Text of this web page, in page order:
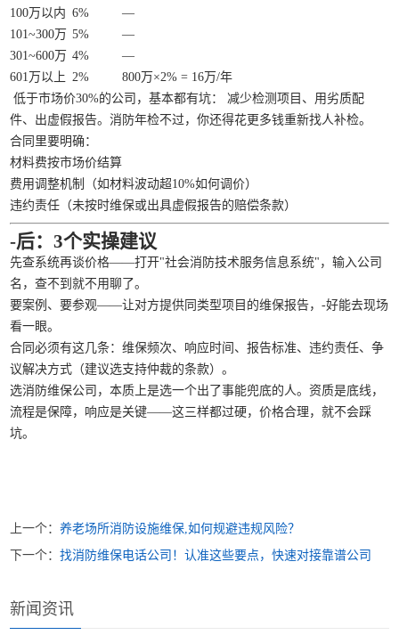
100万以内 6%
—
101~300万 5%
—
301~600万 4%
—
601万以上 2%
800万×2% = 16万/年
低于市场价30%的公司，基本都有坑： 减少检测项目、用劣质配
件、出虚假报告。消防年检不过，你还得花更多钱重新找人补检。
合同里要明确：
材料费按市场价结算
费用调整机制（如材料波动超10%如何调价）
违约责任（未按时维保或出具虚假报告的赔偿条款）
-后：3个实操建议
先查系统再谈价格——打开"社会消防技术服务信息系统"，输入公司
名，查不到就不用聊了。
要案例、要参观——让对方提供同类型项目的维保报告，-好能去现场
看一眼。
合同必须有这几条：维保频次、响应时间、报告标准、违约责任、争
议解决方式（建议选支持仲裁的条款）。
选消防维保公司，本质上是选一个出了事能兜底的人。资质是底线，
流程是保障，响应是关键——这三样都过硬，价格合理，就不会踩
坑。
上一个：养老场所消防设施维保,如何规避违规风险？
下一个：找消防维保电话公司！认准这些要点，快速对接靠谱公司
新闻资讯